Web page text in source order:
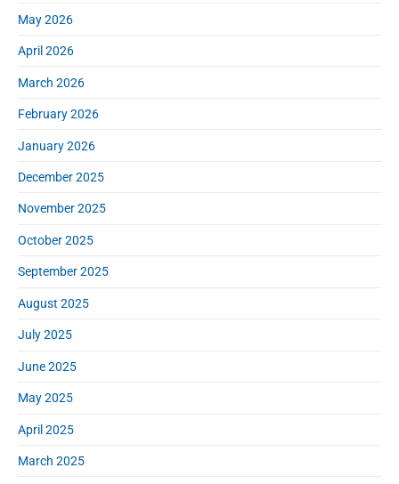
b
a
May 2026
April 2026
March 2026
February 2026
January 2026
December 2025
November 2025
October 2025
September 2025
August 2025
July 2025
June 2025
May 2025
April 2025
March 2025